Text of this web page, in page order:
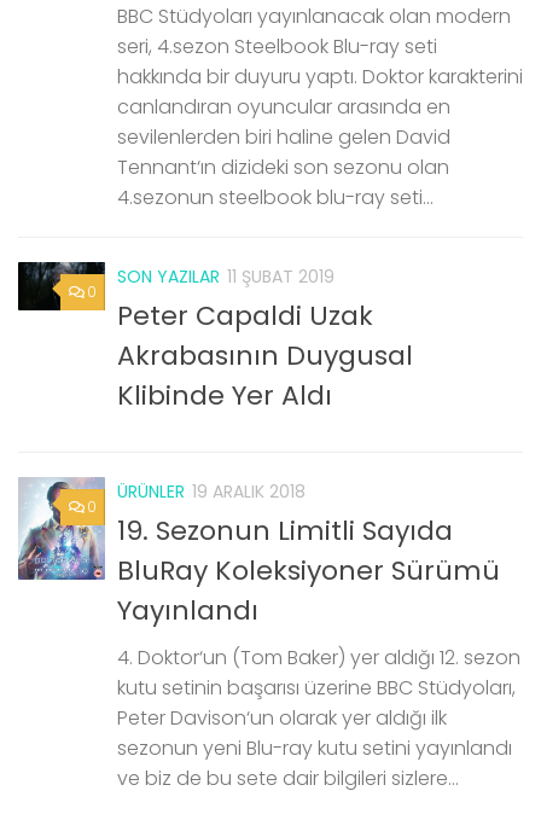
BBC Stüdyoları yayınlanacak olan modern
seri, 4.sezon Steelbook Blu-ray seti
hakkında bir duyuru yaptı. Doktor karakterini
canlandıran oyuncular arasında en
sevilenlerden biri haline gelen David
Tennant‘ın dizideki son sezonu olan
4.sezonun steelbook blu-ray seti...
0
SON YAZILAR 11 ŞUBAT 2019
Peter Capaldi Uzak
Akrabasının Duygusal
Klibinde Yer Aldı
0
ÜRÜNLER 19 ARALIK 2018
19. Sezonun Limitli Sayıda
BluRay Koleksiyoner Sürümü
Yayınlandı
4. Doktor‘un (Tom Baker) yer aldığı 12. sezon
kutu setinin başarısı üzerine BBC Stüdyoları,
Peter Davison‘un olarak yer aldığı ilk
sezonun yeni Blu-ray kutu setini yayınlandı
ve biz de bu sete dair bilgileri sizlere...